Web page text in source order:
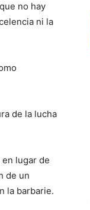
no hay
ni la
de la lucha
lugar de
de un
la barbarie.